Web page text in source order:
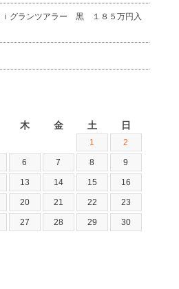
ｉグランツアラー 黒 １８５万円入
木 金 土 日
1 2
6 7 8 9
13 14 15 16
20 21 22 23
27 28 29 30